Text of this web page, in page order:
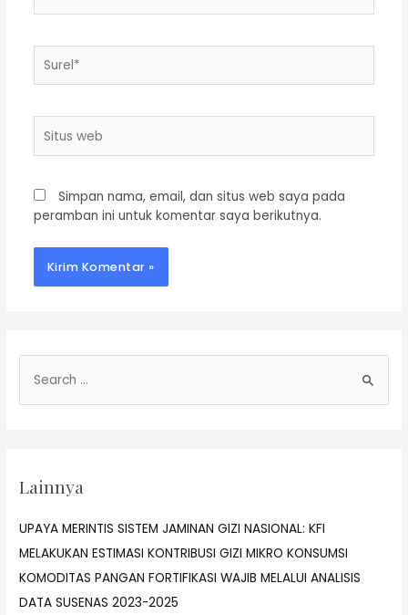
Simpan nama, email, dan situs web saya pada
peramban ini untuk komentar saya berikutnya.
Lainnya
UPAYA MERINTIS SISTEM JAMINAN GIZI NASIONAL: KFI
MELAKUKAN ESTIMASI KONTRIBUSI GIZI MIKRO KONSUMSI
KOMODITAS PANGAN FORTIFIKASI WAJIB MELALUI ANALISIS
DATA SUSENAS 2023-2025